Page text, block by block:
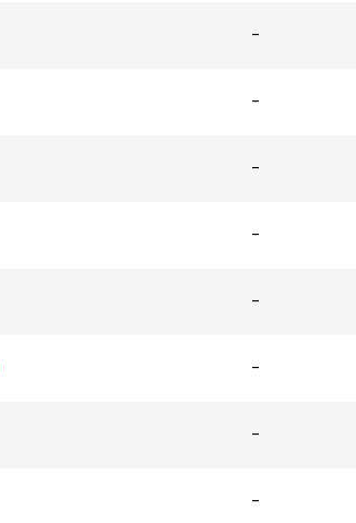
-
-
-
-
-
-
-
-